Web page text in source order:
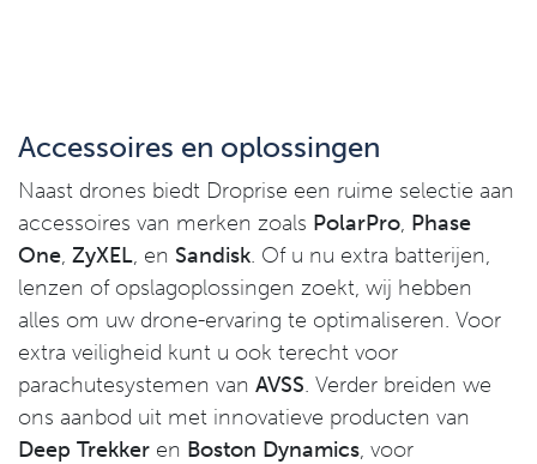
Accessoires en oplossingen
Naast drones biedt Droprise een ruime selectie aan
accessoires van merken zoals PolarPro, Phase
One, ZyXEL, en Sandisk. Of u nu extra batterijen,
lenzen of opslagoplossingen zoekt, wij hebben
alles om uw drone-ervaring te optimaliseren. Voor
extra veiligheid kunt u ook terecht voor
parachutesystemen van AVSS. Verder breiden we
ons aanbod uit met innovatieve producten van
Deep Trekker en Boston Dynamics, voor